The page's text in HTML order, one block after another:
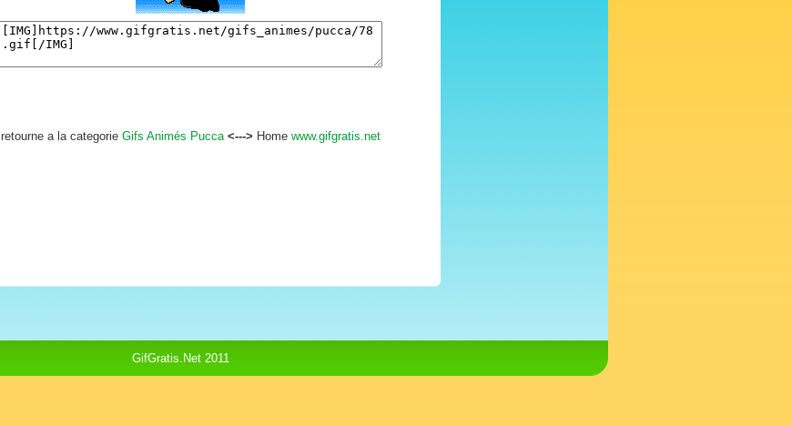
retourne a la categorie Gifs Animés Pucca <---> Home www.gifgratis.net
GifGratis.Net 2011